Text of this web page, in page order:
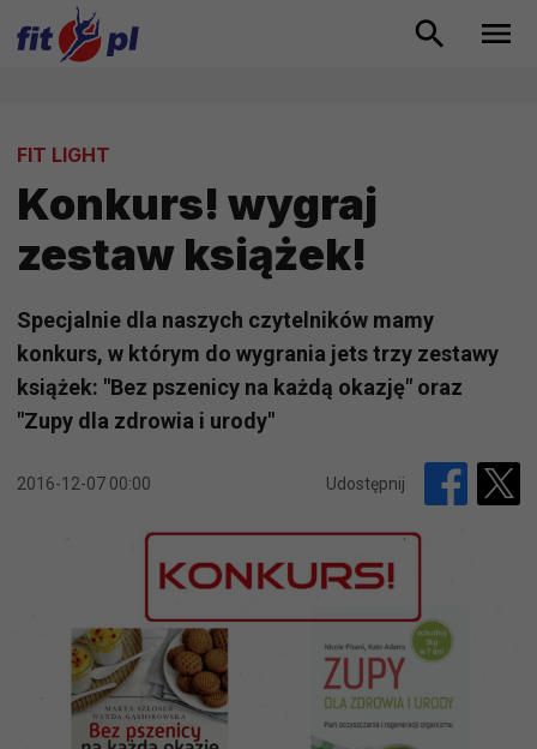
FIT LIGHT
Konkurs! wygraj
zestaw książek!
Specjalnie dla naszych czytelników mamy
konkurs, w którym do wygrania jets trzy zestawy
książek: "Bez pszenicy na każdą okazję" oraz
"Zupy dla zdrowia i urody"
2016-12-07 00:00 Udostępnij